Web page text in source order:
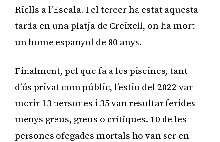
Riells a l’Escala. I el tercer ha estat aquesta
tarda en una platja de Creixell, on ha mort
un home espanyol de 80 anys.
Finalment, pel que fa a les piscines, tant
d’ús privat com públic, l’estiu del 2022 van
morir 13 persones i 35 van resultar ferides
menys greus, greus o crítiques. 10 de les
persones ofegades mortals ho van ser en